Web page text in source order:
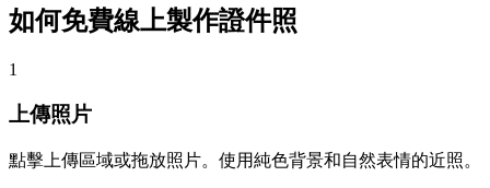
如何免費線上製作證件照
1
上傳照片
點擊上傳區域或拖放照片。使用純色背景和自然表情的近照。